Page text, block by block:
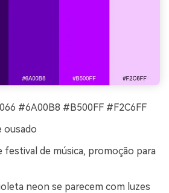
#6A00B8 #B500FF #F2C6FF
ousado
festival de música, promoção para
neon se parecem com luzes